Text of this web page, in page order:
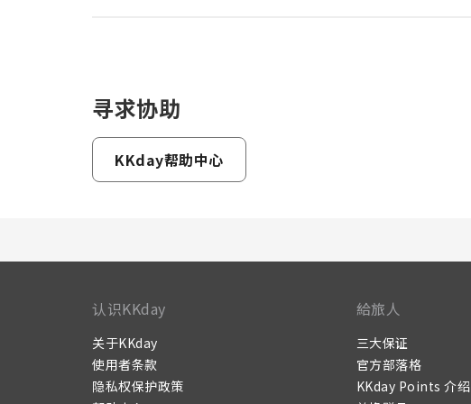
寻求协助
KKday帮助中心
认识KKday
关于KKday
使用者条款
隐私权保护政策
給旅人
三大保证
官方部落格
KKday Points 介绍